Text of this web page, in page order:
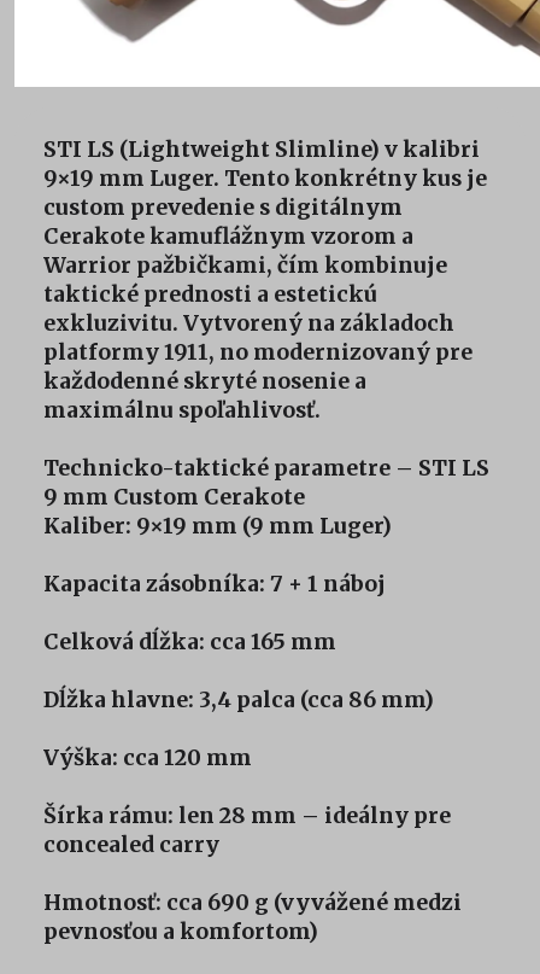
STI LS (Lightweight Slimline) v kalibri
9×19 mm Luger. Tento konkrétny kus je
custom prevedenie s digitálnym
Cerakote kamuflážnym vzorom a
Warrior pažbičkami, čím kombinuje
taktické prednosti a estetickú
exkluzivitu. Vytvorený na základoch
platformy 1911, no modernizovaný pre
každodenné skryté nosenie a
maximálnu spoľahlivosť.
Technicko-taktické parametre – STI LS
9 mm Custom Cerakote
Kaliber: 9×19 mm (9 mm Luger)
Kapacita zásobníka: 7 + 1 náboj
Celková dĺžka: cca 165 mm
Dĺžka hlavne: 3,4 palca (cca 86 mm)
Výška: cca 120 mm
Šírka rámu: len 28 mm – ideálny pre
concealed carry
Hmotnosť: cca 690 g (vyvážené medzi
pevnosťou a komfortom)